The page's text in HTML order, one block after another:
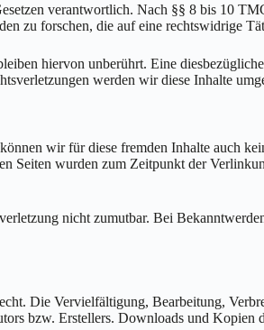
verantwortlich. Nach §§ 8 bis 10
zu forschen, die auf eine rechtswidrige
hiervon unberührt. Eine
werden wir diese Inhalte
wir für diese fremden Inhalte auch
Seiten wurden zum Zeitpunkt der
nicht zumutbar. Bei
Die Vervielfältigung, Bearbeitung,
bzw. Erstellers. Downloads und Kopien